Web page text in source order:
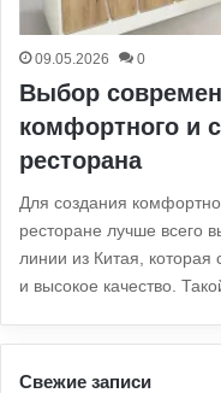
09.05.2026 0
Выбор
комфортного и
ресторана
Для создания
ресторане лучше всего
линии из Китая, которая
и высокое качество.
Свежие записи